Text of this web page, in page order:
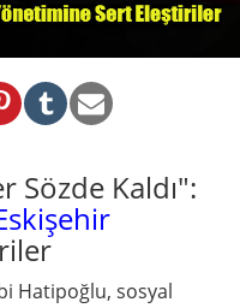
Sözde Kaldı":
Hatipoğlu, sosyal